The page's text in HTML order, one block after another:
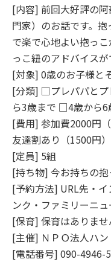
[内容] 前回大好評の
門家）のお話です。
で楽で心地よい抱っ
っこ紐のアドバイス
[対象] 0歳のお子様と
[分類] □プレパパと
ら3歳まで □4歳から6
[費用] 参加費2000円
友達割あり（1500円）
[定員] 5組
[持ち物] 今お持ちの
[予約方法] URL先・
ンク・ファミリーニ
[保育] 保育はありま
[主催] ＮＰＯ法人ハ
[電話番号] 090-4946-